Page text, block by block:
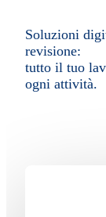
Soluzioni
revisione:
tutto il tuo
ogni attività.